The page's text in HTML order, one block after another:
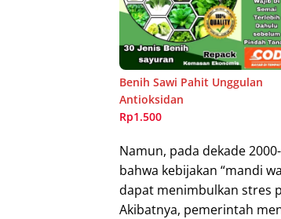
Benih Sawi Pahit Unggulan
Antioksidan
Rp1.500
Namun, pada dekade
bahwa kebijakan “mandi
dapat menimbulkan stres
Akibatnya, pemerintah